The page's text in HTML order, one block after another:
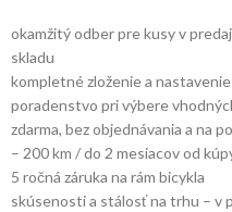
okamžitý odber pre kusy v
skladu
kompletné zloženie a
poradenstvo pri výbere
zdarma, bez objednávania a na
– 200 km / do 2 mesiacov od
5 ročná záruka na rám bicykla
skúsenosti a stálosť na trhu – v